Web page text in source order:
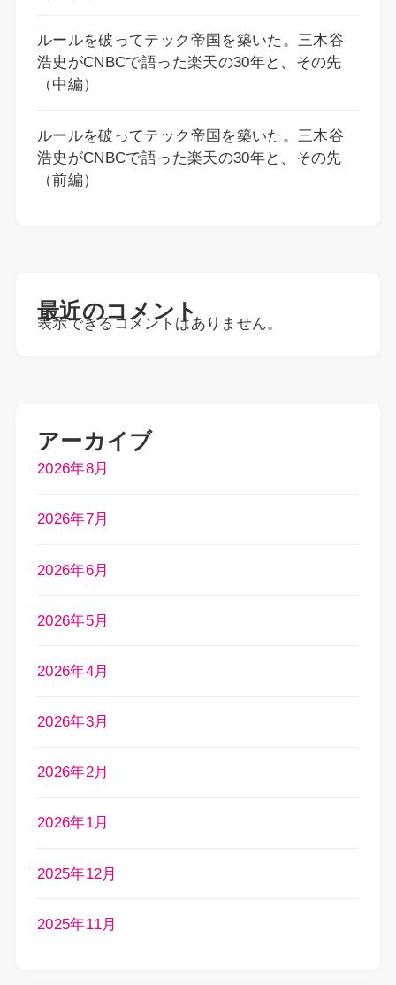
ルールを破ってテック帝国を築いた。三木谷
浩史がCNBCで語った楽天の30年と、その先
（中編）
ルールを破ってテック帝国を築いた。三木谷
浩史がCNBCで語った楽天の30年と、その先
（前編）
最近のコメント
表示できるコメントはありません。
アーカイブ
2026年8月
2026年7月
2026年6月
2026年5月
2026年4月
2026年3月
2026年2月
2026年1月
2025年12月
2025年11月